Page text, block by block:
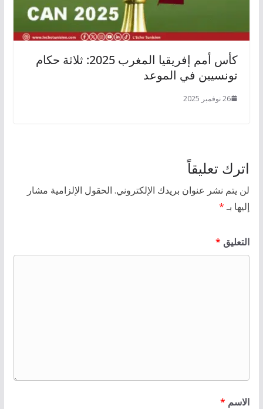
كأس أمم إفريقيا المغرب 2025: ثلاثة حكام
تونسيين في الموعد
26 نوفمبر 2025
اترك تعليقاً
لن يتم نشر عنوان بريدك الإلكتروني. الحقول الإلزامية مشار
إليها بـ*
التعليق *
الاسم *